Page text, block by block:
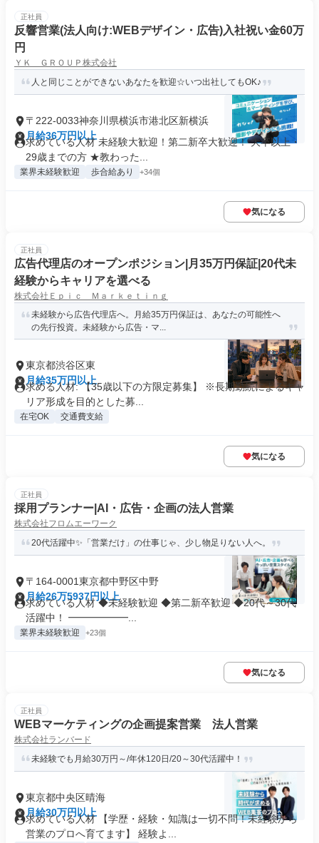
正社員
反響営業(法人向け:WEBデザイン・広告)入社祝い金60万
円
ＹＫ ＧＲＯＵＰ株式会社
人と同じことができないあなたを歓迎☆いつ出社してもOK♪
〒222-0033神奈川県横浜市港北区新横浜
月給36万円以上
求めている人材 未経験大歓迎！第二新卒大歓迎！ 大卒以上・
29歳までの方 ★教わった...
業界未経験歓迎 歩合給あり +34個
気になる
正社員
広告代理店のオープンポジション|月35万円保証|20代未
経験からキャリアを選べる
株式会社Ｅｐｉｃ Ｍａｒｋｅｔｉｎｇ
未経験から広告代理店へ。月給35万円保証は、あなたの可能性へ
の先行投資。未経験から広告・マ...
東京都渋谷区東
月給35万円以上
求める人材: 【35歳以下の方限定募集】 ※長期勤続によるキャ
リア形成を目的とした募...
在宅OK 交通費支給
気になる
正社員
採用プランナー|AI・広告・企画の法人営業
株式会社フロムエーワーク
20代活躍中✨「営業だけ」の仕事じゃ、少し物足りない人へ。
〒164-0001東京都中野区中野
月給26万5937円以上
求めている人材 ◆未経験歓迎 ◆第二新卒歓迎 ◆20代～30代
活躍中！ ━━━━━━...
業界未経験歓迎 +23個
気になる
正社員
WEBマーケティングの企画提案営業 法人営業
株式会社ランバード
未経験でも月給30万円～/年休120日/20～30代活躍中！
東京都中央区晴海
月給30万円以上
求めている人材 【学歴・経験・知識は一切不問！未経験から
営業のプロへ育てます】 経験よ...